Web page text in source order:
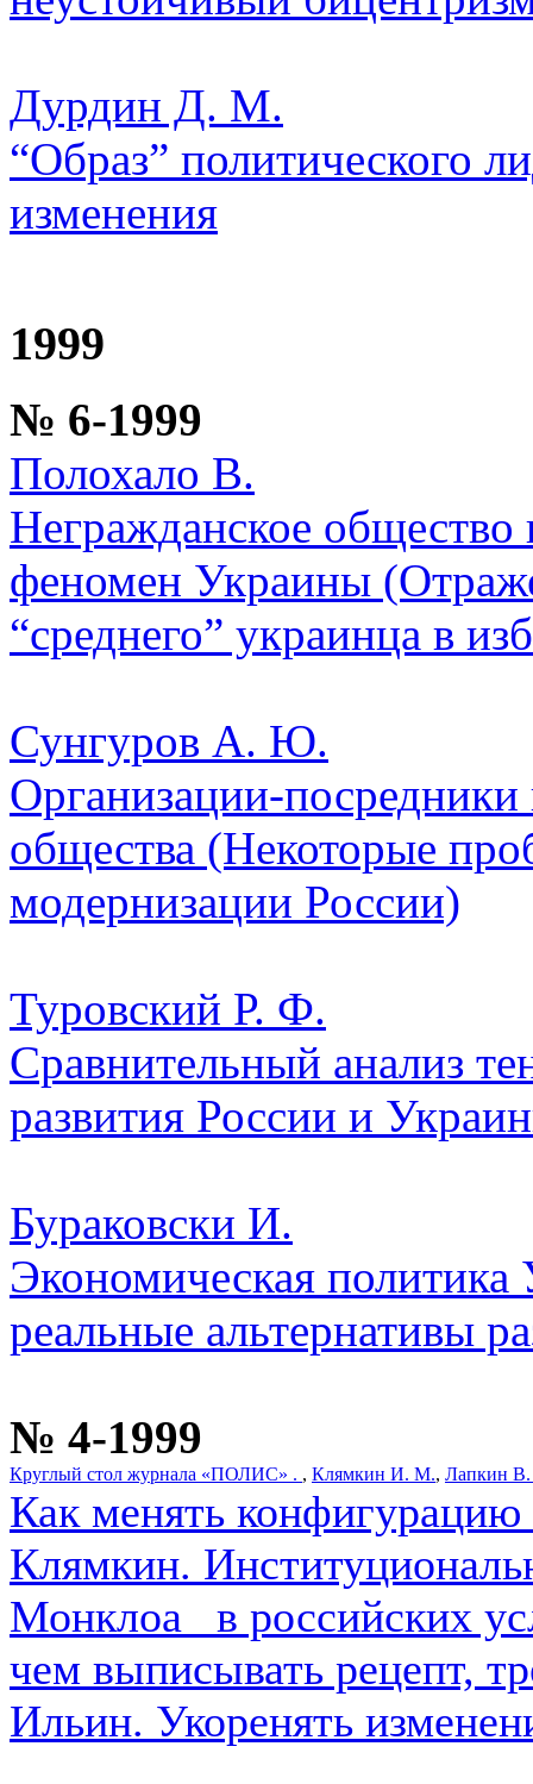
Дурдин Д. М.
“Образ” политического
изменения
1999
№ 6-1999
Полохало В.
Негражданское общество
феномен Украины
“среднего” украинца в
Сунгуров А. Ю.
Организации-посредники
общества (Некоторые
модернизации России)
Туровский Р. Ф.
Сравнительный анализ
развития России и
Бураковски И.
Экономическая
реальные альтернативы
№ 4-1999
Круглый стол журнала «ПОЛИС» . , Клямкин И. М., Лапкин
Как менять
Клямкин.
Монклоа_ в российских
чем выписывать рецепт,
Ильин. Укоренять